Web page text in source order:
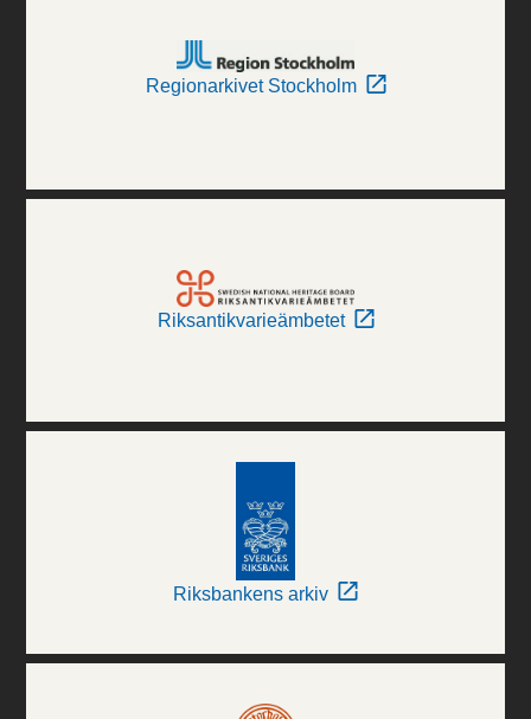
Regionarkivet Stockholm
Riksantikvarieämbetet
Riksbankens arkiv